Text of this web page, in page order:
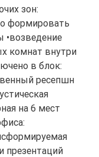
зон:
формировать
•возведение
комнат внутри
в блок:
ресепшн
на 6 мест
презентаций